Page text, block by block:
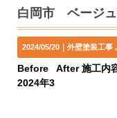
2024/05/20｜外壁塗装工事
Before After 施工内
2024年3